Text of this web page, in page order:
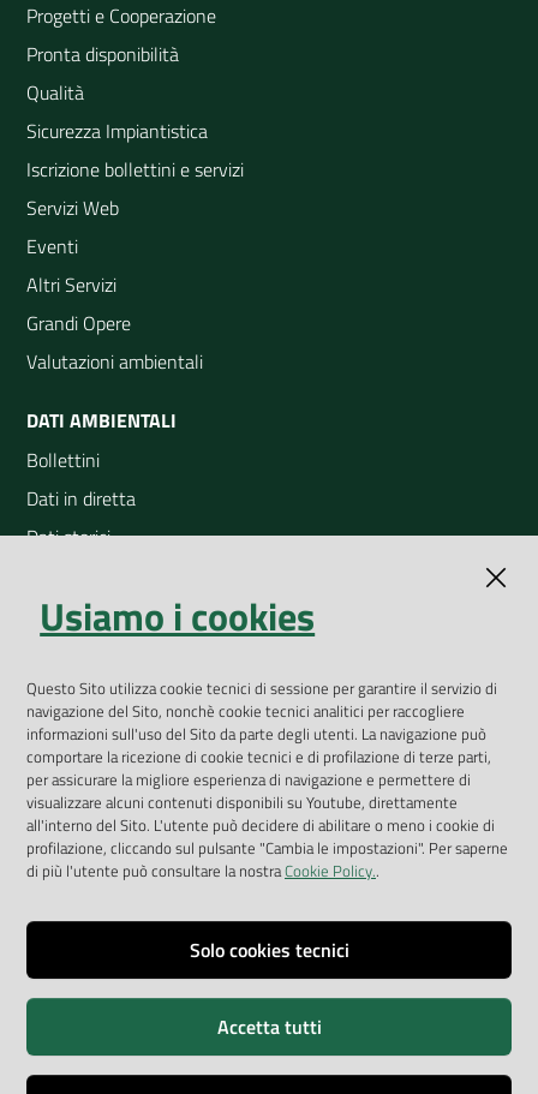
Progetti e Cooperazione
Pronta disponibilità
Qualità
Sicurezza Impiantistica
Iscrizione bollettini e servizi
Servizi Web
Eventi
Altri Servizi
Grandi Opere
Valutazioni ambientali
DATI AMBIENTALI
Bollettini
Dati in diretta
Dati storici
Open Data
App Arpav
Rapporti regionali annuali
Le Infografiche
Dispenser dati
Vai alla pagina
Privacy
Usiamo i cookies
Questo Sito utilizza cookie tecnici di sessione per garantire il servizio di
navigazione del Sito, nonchè cookie tecnici analitici per raccogliere
informazioni sull'uso del Sito da parte degli utenti. La navigazione può
comportare la ricezione di cookie tecnici e di profilazione di terze parti,
per assicurare la migliore esperienza di navigazione e permettere di
visualizzare alcuni contenuti disponibili su Youtube, direttamente
all'interno del Sito. L'utente può decidere di abilitare o meno i cookie di
profilazione, cliccando sul pulsante "Cambia le impostazioni". Per saperne
di più l'utente può consultare la nostraCookie Policy..
Solo cookies tecnici
Accetta tutti